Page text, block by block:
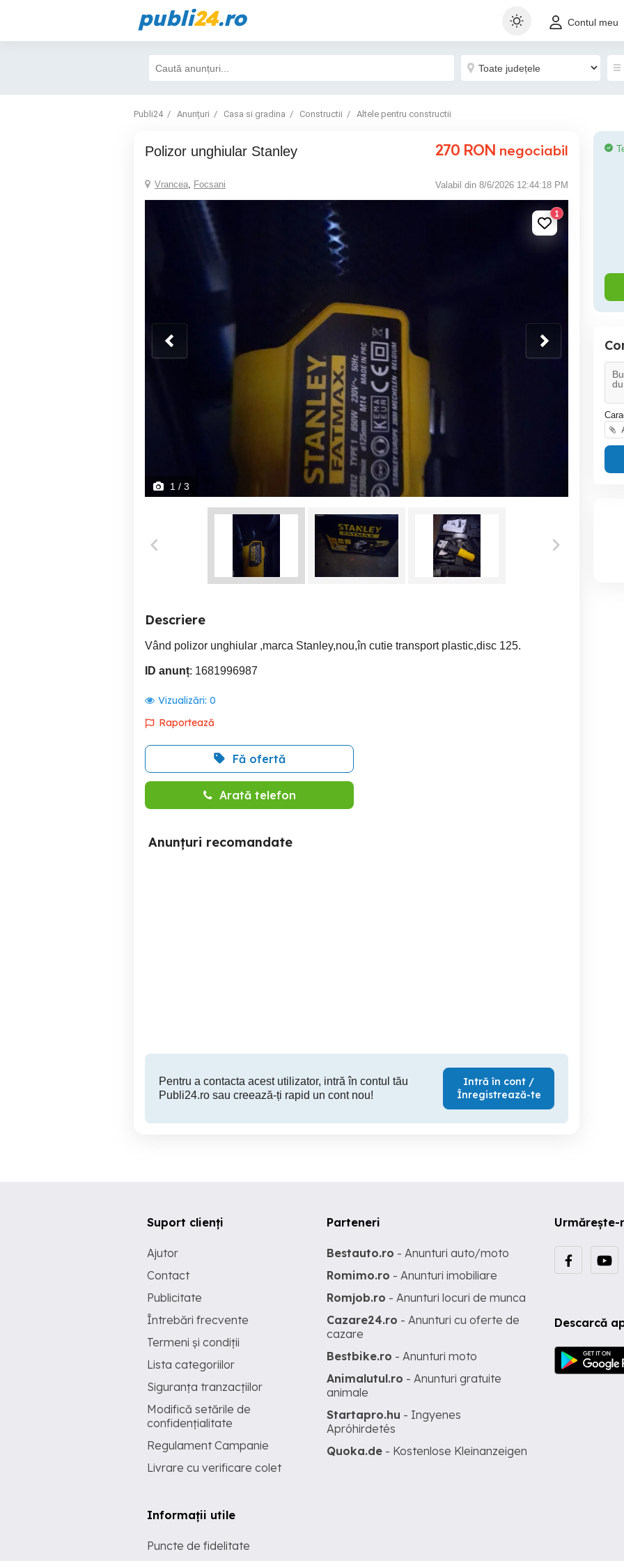
publi24.ro Contul meu
Publi24 Anunțuri Casa si gradina Constructii Altele pentru constructii
Polizor unghiular Stanley 270 RON negociabil
Vrancea, Focsani Valabil din 8/6/2026 12:44:18 PM
1
1 / 3
Descriere
Vând polizor unghiular ,marca Stanley,nou,în cutie transport plastic,disc 125.
ID anunț: 1681996987
Vizualizări: 0
Raportează
Fă ofertă
Arată telefon
Anunțuri recomandate
Pentru a contacta acest utilizator, intră în contul tău
Publi24.ro sau creează-ți rapid un cont nou!
Intră în cont /
Înregistrează-te
Urmărește-
Descarcă
Suport clienți
Ajutor
Contact
Publicitate
Întrebări frecvente
Termeni și condiții
Lista categoriilor
Siguranța tranzacțiilor
Modifică setările de
confidențialitate
Regulament Campanie
Livrare cu verificare colet
Informații utile
Puncte de fidelitate
Parteneri
Bestauto.ro - Anunturi auto/moto
Romimo.ro - Anunturi imobiliare
Romjob.ro - Anunturi locuri de munca
Cazare24.ro - Anunturi cu oferte de
cazare
Bestbike.ro - Anunturi moto
Animalutul.ro - Anunturi gratuite
animale
Startapro.hu - Ingyenes
Apróhirdetés
Quoka.de - Kostenlose Kleinanzeigen